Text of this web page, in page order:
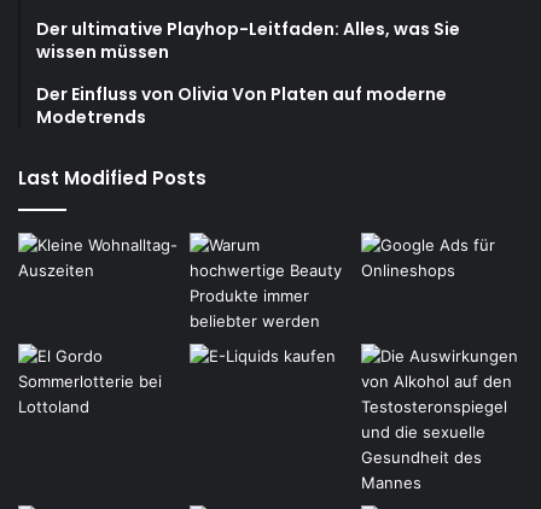
Der ultimative Playhop-Leitfaden: Alles, was Sie
wissen müssen
Der Einfluss von Olivia Von Platen auf moderne
Modetrends
Last Modified Posts